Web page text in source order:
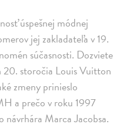
úspešnej módnej
jej zakladateľa v 19.
súčasnosti. Dozviete
20. storočia Louis Vuitton
zmeny prinieslo
a prečo v roku 1997
návrhára Marca Jacobsa.